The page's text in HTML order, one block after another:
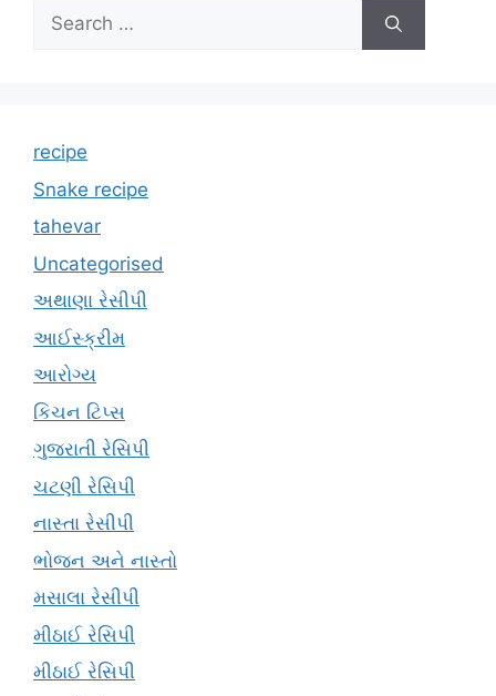
Search
for:
recipe
Snake recipe
tahevar
Uncategorised
અથાણા રેસીપી
આઈસ્ક્રીમ
આરોગ્ય
કિચન ટિપ્સ
ગુજરાતી રેસિપી
ચટણી રેસિપી
નાસ્તા રેસીપી
ભોજન અને નાસ્તો
મસાલા રેસીપી
મીઠાઈ રેસિપી
મીઠાઈ રેસિપી